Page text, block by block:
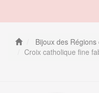
Bijoux des
Croix catholique fine